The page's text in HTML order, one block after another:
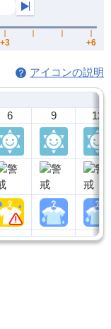
アイコンの説明
6 9 12